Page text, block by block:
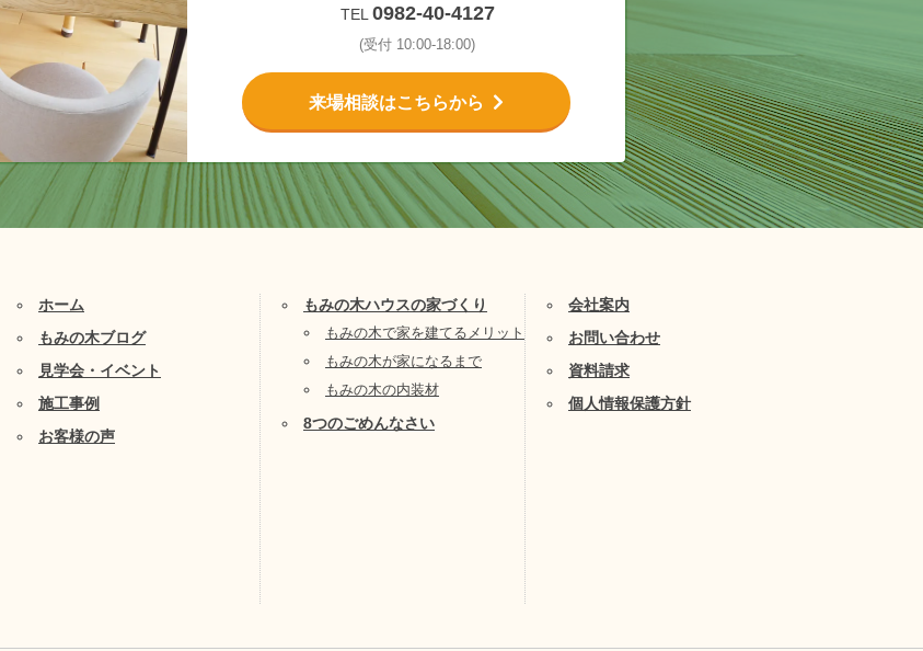
TEL 0982-40-4127
(受付 10:00-18:00)
来場相談はこちらから
ホーム
もみの木ブログ
見学会・イベント
施工事例
お客様の声
もみの木ハウスの家づくり
もみの木で家を建てるメリット
もみの木が家になるまで
もみの木の内装材
8つのごめんなさい
会社案内
お問い合わせ
資料請求
個人情報保護方針